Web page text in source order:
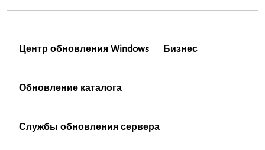
Центр обновления Windows Бизнес
Обновление каталога
Службы обновления сервера